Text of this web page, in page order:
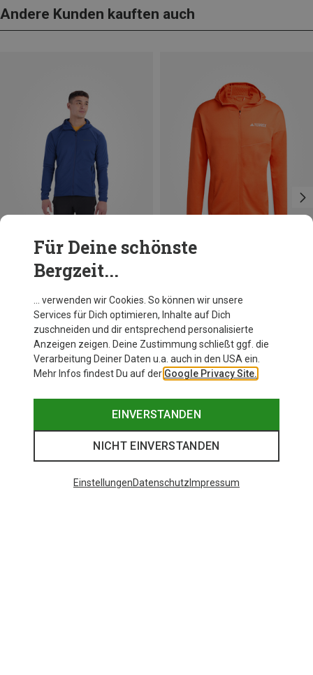
Andere Kunden kauften auch
Du sparst 48%
Für Deine schönste
Bergzeit...
… verwenden wir Cookies. So können wir unsere
Services für Dich optimieren, Inhalte auf Dich
zuschneiden und dir entsprechend personalisierte
Anzeigen zeigen. Deine Zustimmung schließt ggf. die
Verarbeitung Deiner Daten u.a. auch in den USA ein.
Mehr Infos findest Du auf der Google Privacy Site.
EINVERSTANDEN
NICHT EINVERSTANDEN
EinstellungenDatenschutz Impressum